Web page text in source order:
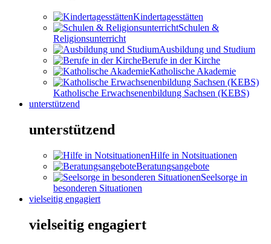
Kindertagesstätten
Schulen &
Religionsunterricht
Ausbildung und Studium
Berufe in der Kirche
Katholische Akademie
Katholische Erwachsenenbildung Sachsen (KEBS)
unterstützend
unterstützend
Hilfe in Notsituationen
Beratungsangebote
Seelsorge in
besonderen Situationen
vielseitig engagiert
vielseitig engagiert